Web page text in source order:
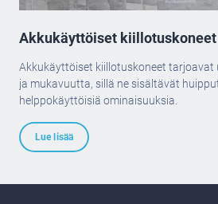
Akkukäyttöiset kiillotuskoneet
Akkukäyttöiset kiillotuskoneet
ja mukavuutta, sillä ne sisältävät
helppokäyttöisiä ominaisuuksia.
Lue lisää